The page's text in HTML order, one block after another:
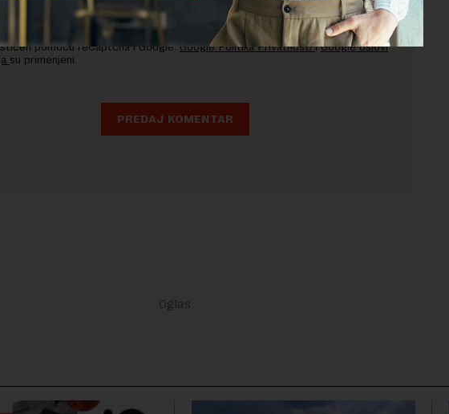
pomocu reCaptcha i Google. Google Politika PrivatnostiiGoogle Uslovi
su primenjeni.